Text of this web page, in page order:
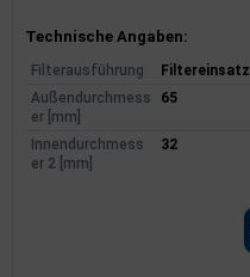
Produktinformationen
Technische Angaben:
Filterausführung Filtereinsatz
Außendurchmess
er [mm]
65
Innendurchmess
er 2 [mm]
32